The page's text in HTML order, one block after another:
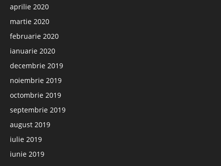
aprilie 2020
martie 2020
februarie 2020
ianuarie 2020
decembrie 2019
noiembrie 2019
octombrie 2019
septembrie 2019
august 2019
iulie 2019
iunie 2019